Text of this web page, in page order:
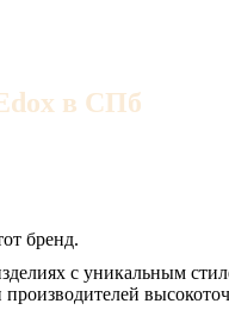
в СПб
бренд.
с уникальным